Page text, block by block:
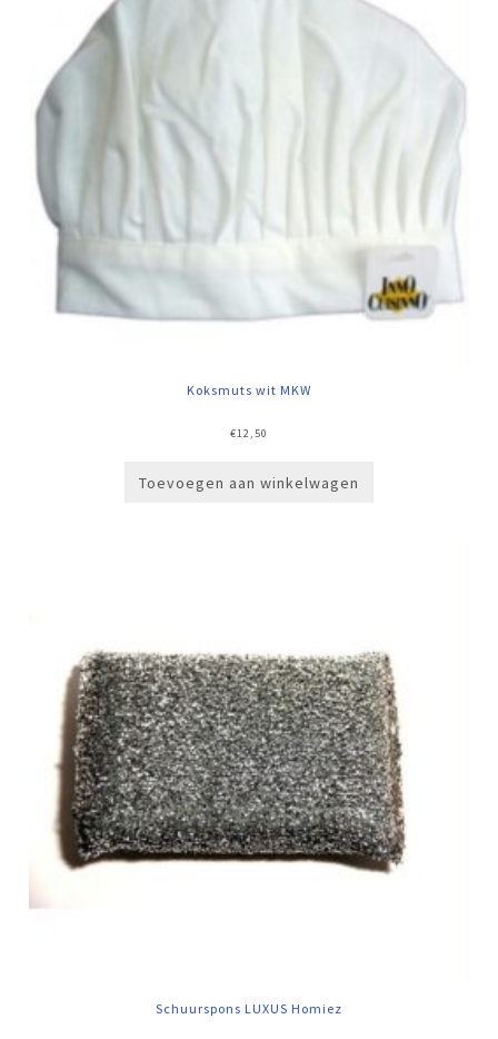
Koksmuts wit MKW
€12,50
Toevoegen aan winkelwagen
Schuurspons LUXUS Homiez